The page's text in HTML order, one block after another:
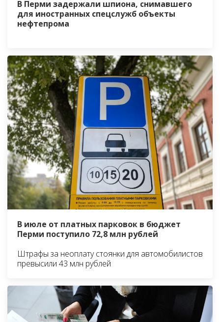
В Перми задержали шпиона, снимавшего
для иностранных спецслужб объекты
нефтепрома
В июле от платных парковок в бюджет
Перми поступило 72,8 млн рублей
Штрафы за неоплату стоянки для автомобилистов
превысили 43 млн рублей